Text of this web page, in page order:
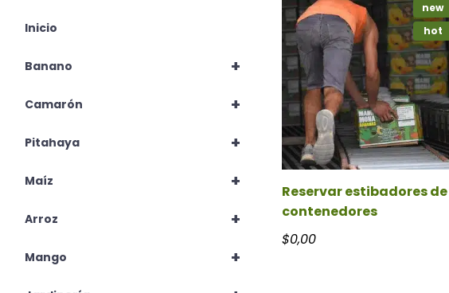
new
hot
Reservar estibadores de
contenedores
$0,00
Inicio
+
Banano
+
Camarón
+
Pitahaya
+
Maíz
+
Arroz
+
Mango